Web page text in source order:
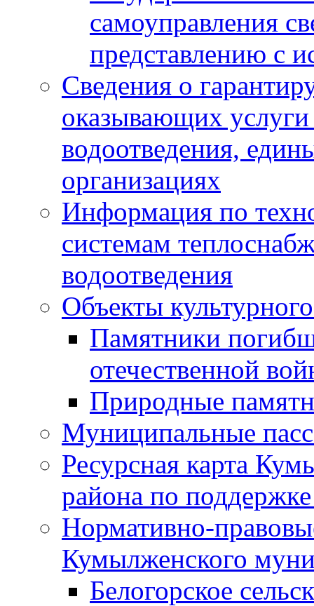
самоуправления
представлению с
Сведения о
оказывающих
водоотведения,
организациях
Информация по
системам
водоотведения
Объекты
Памятники
отечественной
Природные
Муниципальные
Ресурсная карта
района по
Нормативно-
Кумылженского
Белогорское